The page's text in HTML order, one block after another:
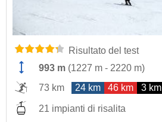
Risultato del test
993 m (1227 m - 2220 m)
73 km
24 km 46 km 3 km
21 impianti di risalita